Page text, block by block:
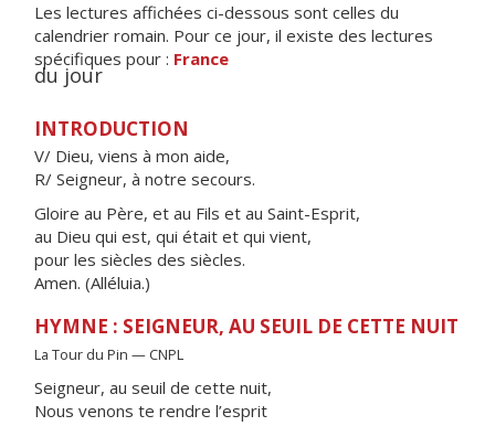
Les lectures affichées ci-dessous sont celles du
calendrier romain. Pour ce jour, il existe des lectures
spécifiques pour : France
du jour
INTRODUCTION
V/ Dieu, viens à mon aide,
R/ Seigneur, à notre secours.
Gloire au Père, et au Fils et au Saint-Esprit,
au Dieu qui est, qui était et qui vient,
pour les siècles des siècles.
Amen. (Alléluia.)
HYMNE : SEIGNEUR, AU SEUIL DE CETTE NUIT
La Tour du Pin — CNPL
Seigneur, au seuil de cette nuit,
Nous venons te rendre l’esprit